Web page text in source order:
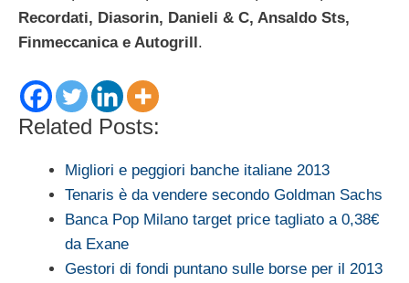
Recordati, Diasorin, Danieli & C, Ansaldo Sts,
Finmeccanica e Autogrill .
Related Posts:
Migliori e peggiori banche italiane 2013
Tenaris è da vendere secondo Goldman Sachs
Banca Pop Milano target price tagliato a 0,38€
da Exane
Gestori di fondi puntano sulle borse per il 2013